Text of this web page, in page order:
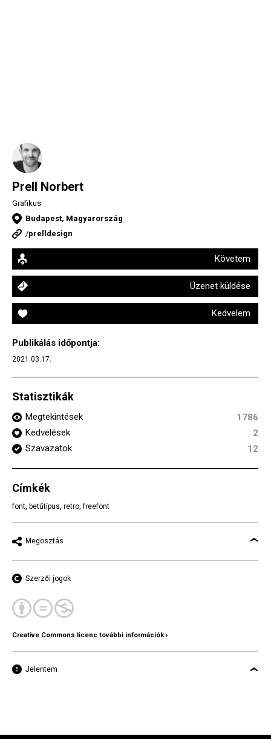
Prell Norbert
Grafikus
Budapest, Magyarország
/prelldesign
Követem
Üzenet küldése
Kedvelem
Publikálás időpontja:
2021.03.17.
Statisztikák
Megtekintések
1786
Kedvelések
2
Szavazatok
12
Címkék
font betűtípus retro ,freefont
Megosztás
Szerzői jogok
Creative Commons licenc további információk ›
Jelentem